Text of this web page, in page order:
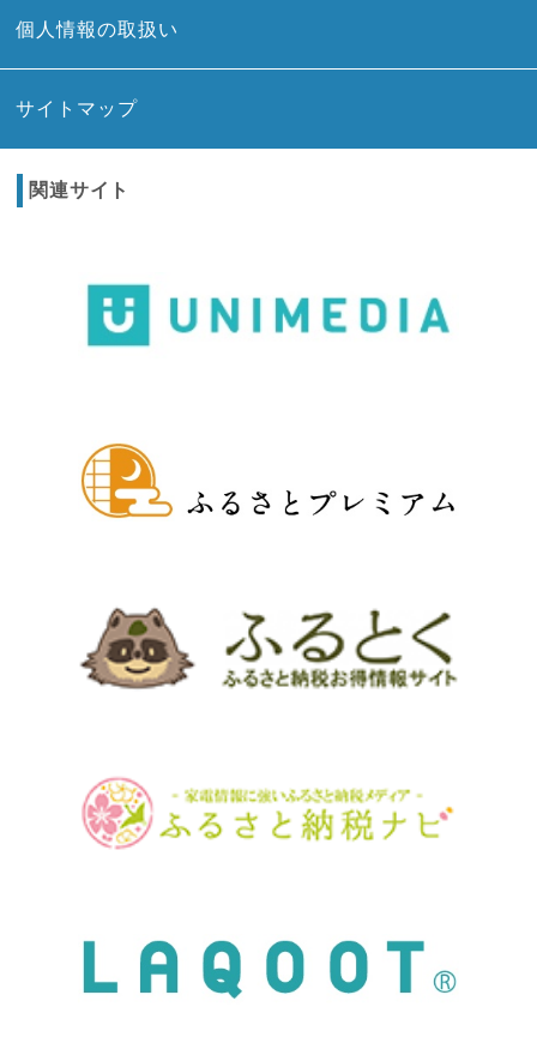
個人情報の取扱い
サイトマップ
関連サイト